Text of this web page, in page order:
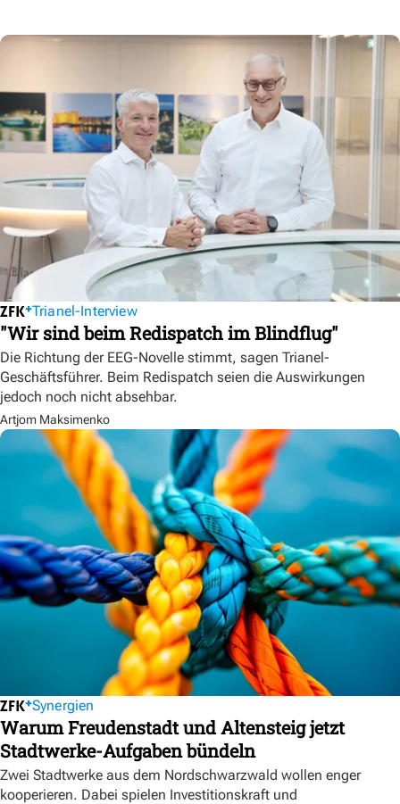
Trianel-Interview
"Wir sind beim Redispatch im Blindflug"
Die Richtung der EEG-Novelle stimmt, sagen Trianel-
Geschäftsführer. Beim Redispatch seien die Auswirkungen
jedoch noch nicht absehbar.
Artjom Maksimenko
Synergien
Warum Freudenstadt und Altensteig jetzt
Stadtwerke-Aufgaben bündeln
Zwei Stadtwerke aus dem Nordschwarzwald wollen enger
kooperieren. Dabei spielen Investitionskraft und